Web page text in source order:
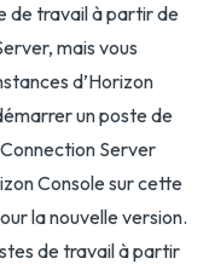
de travail à partir de
mais vous
d’Horizon
un poste de
Server
Console sur cette
la nouvelle version.
de travail à partir